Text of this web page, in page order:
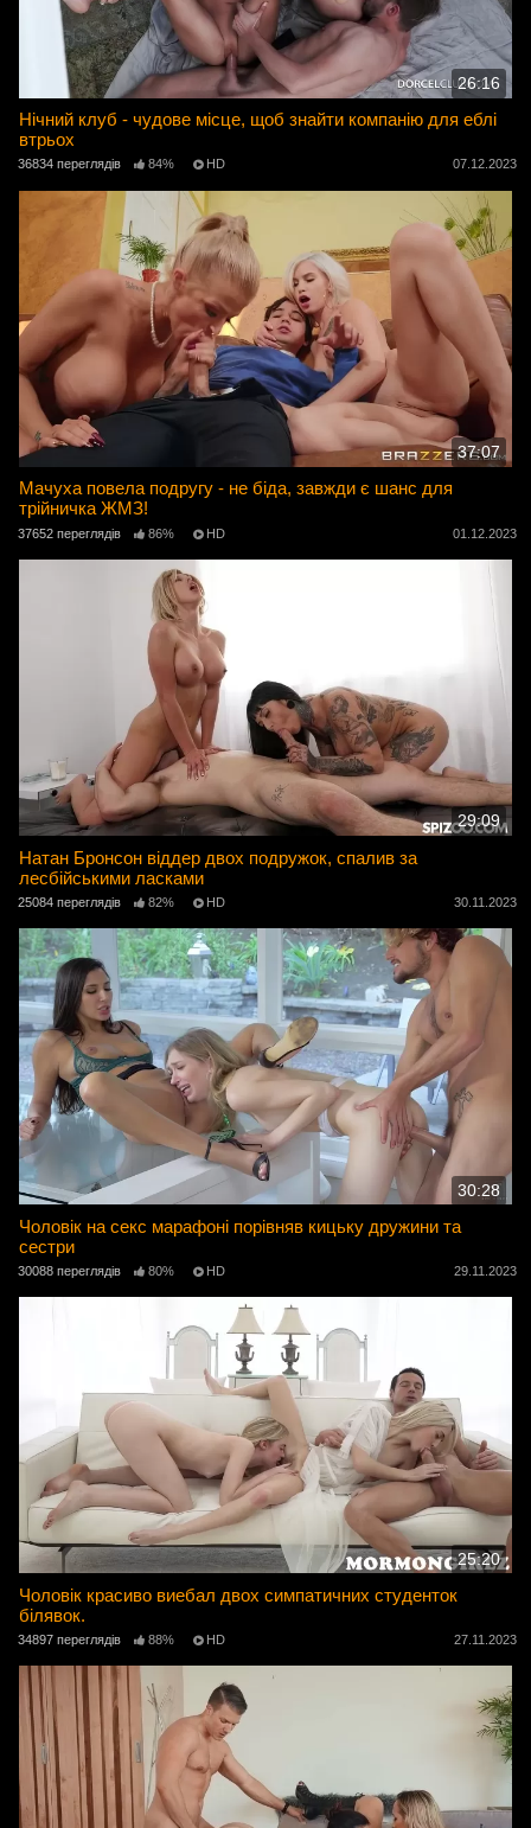
26:16
Нічний клуб - чудове місце, щоб знайти компанію для еблі
втрьох
36834 переглядів 84% HD 07.12.2023
37:07
Мачуха повела подругу - не біда, завжди є шанс для
трійничка ЖМЗ!
37652 переглядів 86% HD 01.12.2023
29:09
Натан Бронсон віддер двох подружок, спалив за
лесбійськими ласками
25084 переглядів 82% HD 30.11.2023
30:28
Чоловік на секс марафоні порівняв кицьку дружини та
сестри
30088 переглядів 80% HD 29.11.2023
25:20
Чоловік красиво виебал двох симпатичних студенток
білявок.
34897 переглядів 88% HD 27.11.2023